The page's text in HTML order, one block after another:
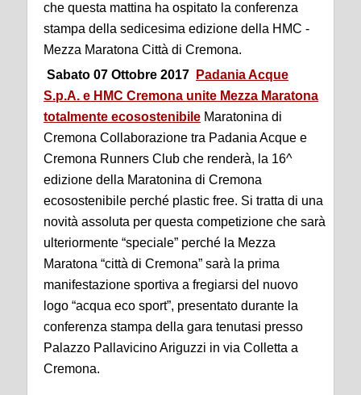
che questa mattina ha ospitato la conferenza
stampa della sedicesima edizione della HMC -
Mezza Maratona Città di Cremona.
Sabato 07 Ottobre 2017
Padania Acque
S.p.A. e HMC Cremona unite Mezza Maratona
totalmente ecosostenibile Maratonina di
Cremona Collaborazione tra Padania Acque e
Cremona Runners Club che renderà, la 16^
edizione della Maratonina di Cremona
ecosostenibile perché plastic free. Si tratta di una
novità assoluta per questa competizione che sarà
ulteriormente “speciale” perché la Mezza
Maratona “città di Cremona” sarà la prima
manifestazione sportiva a fregiarsi del nuovo
logo “acqua eco sport”, presentato durante la
conferenza stampa della gara tenutasi presso
Palazzo Pallavicino Ariguzzi in via Colletta a
Cremona.